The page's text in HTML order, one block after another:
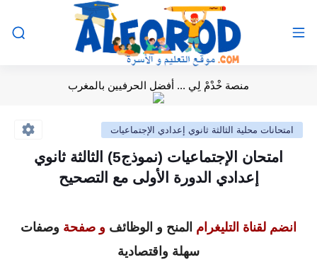
منصة خْدْمْ لِي ... أفضل الحرفيين بالمغرب
امتحانات محلية الثالثة ثانوي إعدادي الإجتماعيات
امتحان الإجتماعيات (نموذج5) الثالثة ثانوي
إعدادي الدورة الأولى مع التصحيح
انضم لقناة التليغرام المنح و الوظائف و صفحة وصفات
سهلة واقتصادية